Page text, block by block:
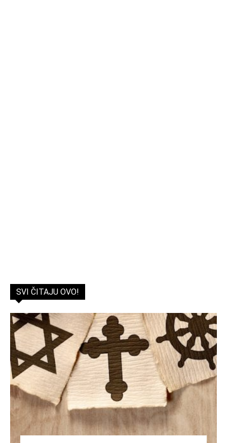
SVI ČITAJU OVO!